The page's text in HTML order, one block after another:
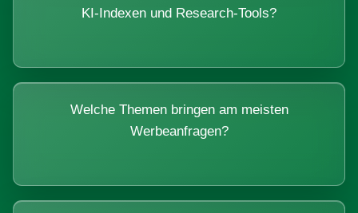
KI-Indexen und Research-Tools?
Welche Themen bringen am meisten
Werbeanfragen?